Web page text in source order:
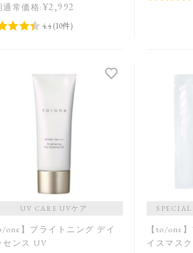
通常価格:¥2,992
UV CARE UVケア
one】ブライトニング デイ
センス UV
SPECIAL
【to/one
イスマスク